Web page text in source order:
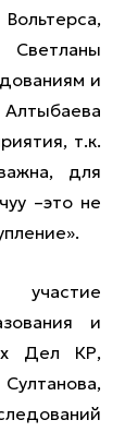
и
т.к.
для
–это не
и
Дел КР,